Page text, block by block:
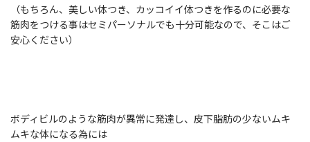
（もちろん、美しい体つき、カッコイイ体つきを作るのに必要な
筋肉をつける事はセミパーソナルでも十分可能なので、そこはご
安心ください）
ボディビルのような筋肉が異常に発達し、皮下脂肪の少ないムキ
ムキな体になる為には